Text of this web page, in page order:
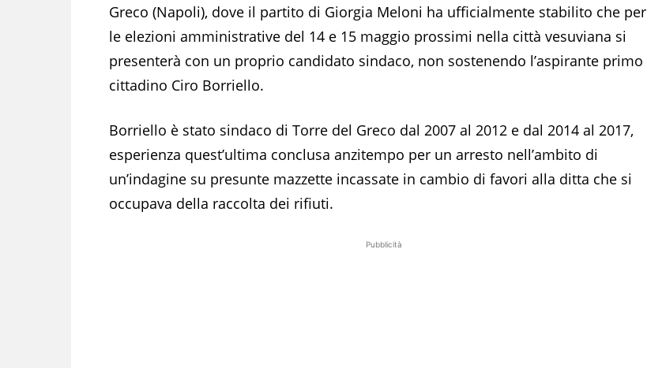
Greco (Napoli), dove il partito di Giorgia Meloni ha ufficialmente stabilito che per
le elezioni amministrative del 14 e 15 maggio prossimi nella città vesuviana si
presenterà con un proprio candidato sindaco, non sostenendo l’aspirante primo
cittadino Ciro Borriello.
Borriello è stato sindaco di Torre del Greco dal 2007 al 2012 e dal 2014 al 2017,
esperienza quest’ultima conclusa anzitempo per un arresto nell’ambito di
un’indagine su presunte mazzette incassate in cambio di favori alla ditta che si
occupava della raccolta dei rifiuti.
Pubblicità